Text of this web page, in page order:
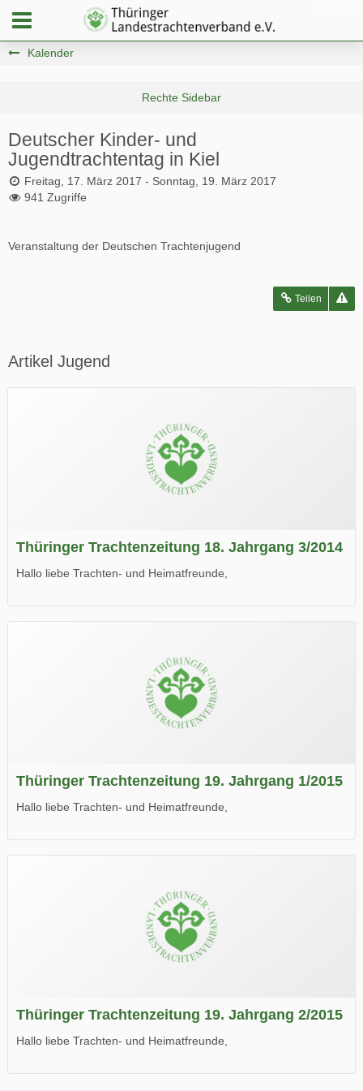
Kalender
Deutscher Kinder- und
Jugendtrachtentag in Kiel
Freitag, 17. März 2017 - Sonntag, 19. März 2017
941 Zugriffe
Veranstaltung der Deutschen Trachtenjugend
Teilen
Artikel Jugend
Thüringer Trachtenzeitung 18. Jahrgang 3/2014
Hallo liebe Trachten- und Heimatfreunde,
Wir wünschen Euch viel Spaß beim Lesen.
Thüringer Trachtenzeitung 19. Jahrgang 1/2015
Hallo liebe Trachten- und Heimatfreunde,
Wir wünschen Euch viel Spaß beim Lesen.
Thüringer Trachtenzeitung 19. Jahrgang 2/2015
Hallo liebe Trachten- und Heimatfreunde,